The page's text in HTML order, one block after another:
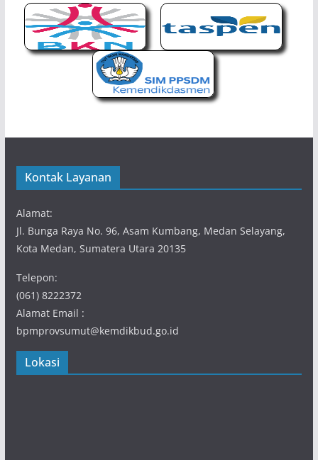
Kontak Layanan
Alamat:
Jl. Bunga Raya No. 96, Asam Kumbang, Medan Selayang,
Kota Medan, Sumatera Utara 20135
Telepon:
(061) 8222372
Alamat Email :
bpmprovsumut@kemdikbud.go.id
Lokasi